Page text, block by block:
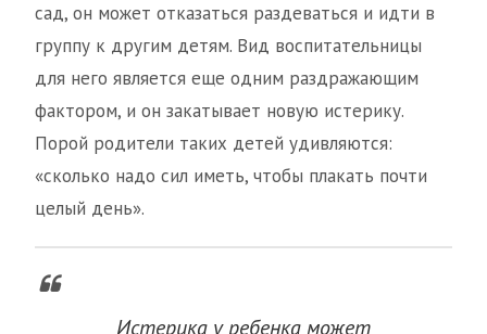
сад, он может отказаться раздеваться и идти в
группу к другим детям. Вид воспитательницы
для него является еще одним раздражающим
фактором, и он закатывает новую истерику.
Порой родители таких детей удивляются:
«сколько надо сил иметь, чтобы плакать почти
целый день».
Истерика у ребенка может